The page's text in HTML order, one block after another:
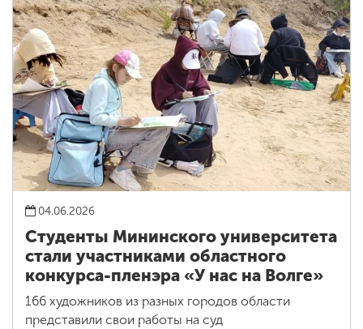
04.06.2026
Студенты Мининского университета
стали участниками областного
конкурса-пленэра «У нас на Волге»
166 художников из разных городов области
представили свои работы на суд